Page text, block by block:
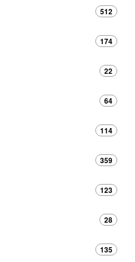
512
174
22
64
114
359
123
28
135